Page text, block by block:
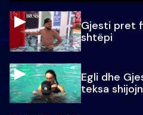
Gjesti pret
shtëpi
Egli dhe
teksa